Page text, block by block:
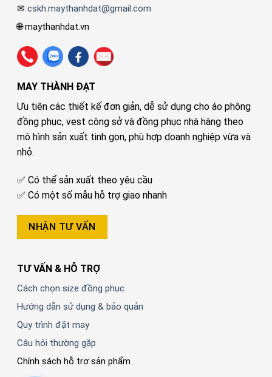
✉cskh.maythanhdat@gmail.com
🌐 maythanhdat.vn
MAY THÀNH ĐẠT
Ưu tiên các thiết kế đơn giản, dễ sử dụng cho áo phông
đồng phục, vest công sở và đồng phục nhà hàng theo
mô hình sản xuất tinh gọn, phù hợp doanh nghiệp vừa và
nhỏ.
✅ Có thể sản xuất theo yêu cầu
✅ Có một số mẫu hỗ trợ giao nhanh
NHẬN TƯ VẤN
TƯ VẤN & HỖ TRỢ
Cách chọn size đồng phục
Hướng dẫn sử dụng & bảo quản
Quy trình đặt may
Câu hỏi thường gặp
Chính sách hỗ trợ sản phẩm